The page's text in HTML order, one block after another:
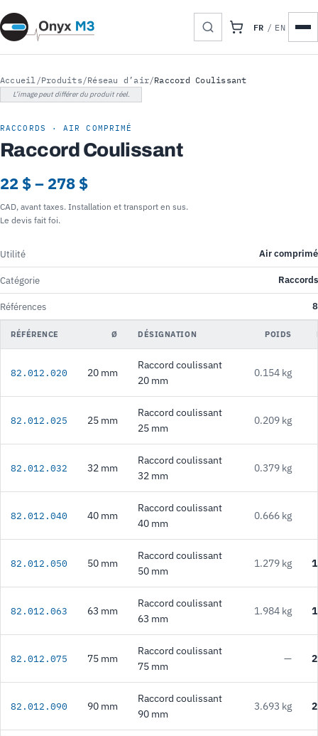
FR / EN
Accueil /Produits/Réseau d’air/Raccord Coulissant
L’image peut différer du produit réel.
RACCORDS · AIR COMPRIMÉ
Raccord Coulissant
22 $ – 278 $
CAD, avant taxes. Installation et transport en sus.
Le devis fait foi.
Utilité Air comprimé
Catégorie Raccords
Références 8
RÉFÉRENCE Ø DÉSIGNATION POIDS
82.012.020 20 mm
Raccord coulissant
20 mm
0.154 kg
82.012.025 25 mm
Raccord coulissant
25 mm
0.209 kg
82.012.032 32 mm
Raccord coulissant
32 mm
0.379 kg
82.012.040 40 mm
Raccord coulissant
40 mm
0.666 kg
82.012.050 50 mm
Raccord coulissant
50 mm
1.279 kg
82.012.063 63 mm
Raccord coulissant
63 mm
1.984 kg
82.012.075 75 mm
Raccord coulissant
75 mm
—
82.012.090 90 mm
Raccord coulissant
90 mm
3.693 kg